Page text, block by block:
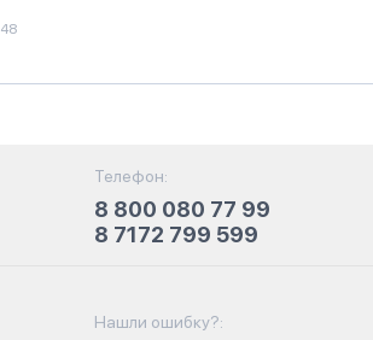
48
Телефон:
8 800 080 77 99
8 7172 799 599
Нашли ошибку?: